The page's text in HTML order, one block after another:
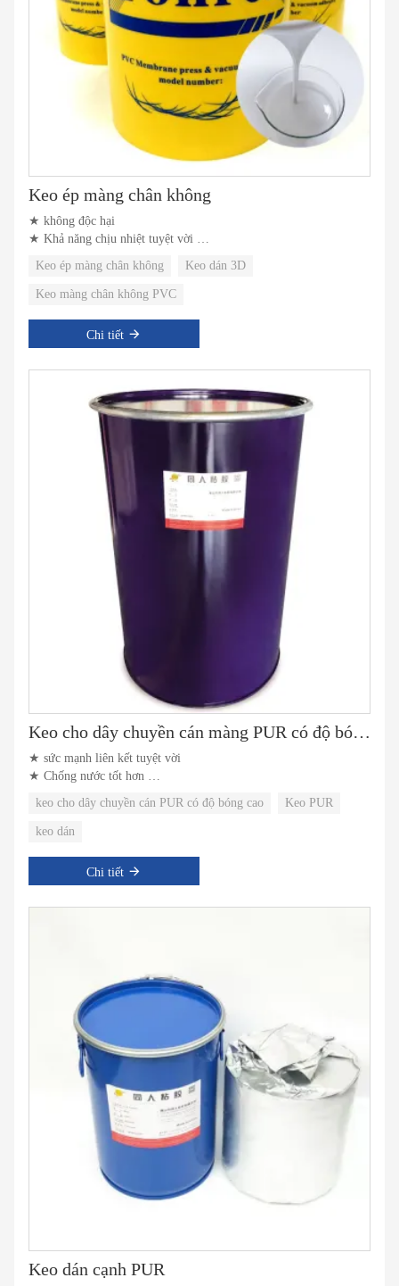
Keo ép màng chân không
★ không độc hại
★ Khả năng chịu nhiệt tuyệt vời
Keo ép màng chân không Keo dán 3D
Keo màng chân không PVC
Chi tiết
Keo cho dây chuyền cán màng PUR có độ bóng cao
★ sức mạnh liên kết tuyệt vời
★ Chống nước tốt hơn
keo cho dây chuyền cán PUR có độ bóng cao Keo PUR
keo dán
Chi tiết
Keo dán cạnh PUR